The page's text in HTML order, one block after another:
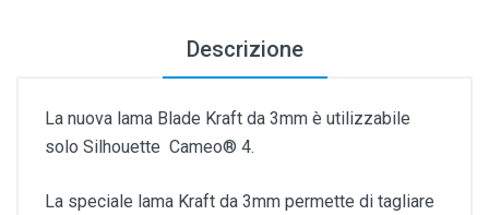
Descrizione
La nuova lama Blade Kraft da 3mm è utilizzabile
solo Silhouette Cameo® 4.
La speciale lama Kraft da 3mm permette di tagliare